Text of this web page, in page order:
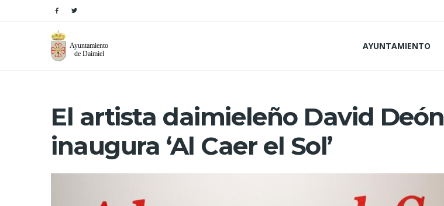
AYUNTAMIENTO
El artista daimieleño David Deón
inaugura ‘Al Caer el Sol’